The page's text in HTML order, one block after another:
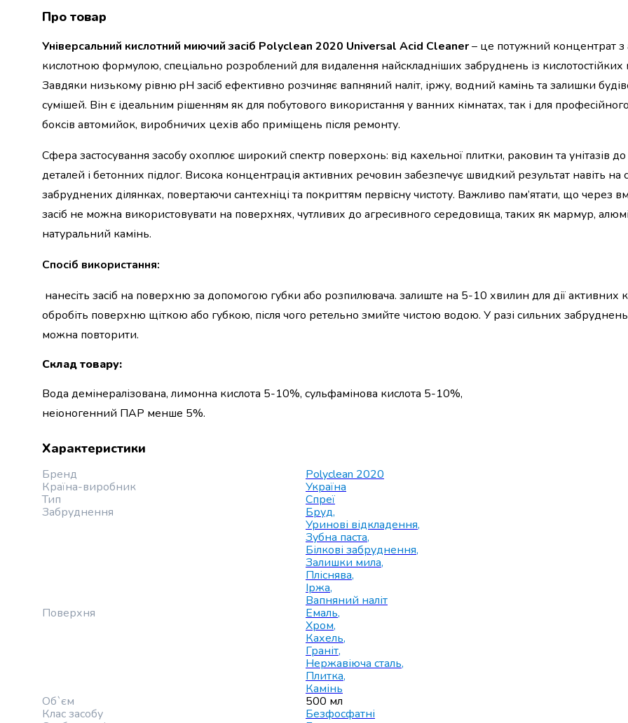
набори
Продукти
Бакалія
Олія
Макаронні
Сухі
сніданки
Їжа
швидкого
приготування
Спеції
приправи
Цукор
Все
випічки
Борошно
перець
сіль
Оцет
для
ролів
Желе
Гречана
Булгур
Про товар
Універсальний кислотний миючий засіб Polyclean 2020 Universal Acid Cleaner– це потужний концентрат
кислотною формулою, спеціально розроблений для видалення найскладніших забруднень із кислотостійких
Завдяки низькому рівню pH засіб ефективно розчиняє вапняний наліт, іржу, водний камінь та залишки
сумішей. Він є ідеальним рішенням як для побутового використання у ванних кімнатах, так і для
боксів автомийок, виробничих цехів або приміщень після ремонту.
Сфера застосування засобу охоплює широкий спектр поверхонь: від кахельної плитки, раковин та унітазів
деталей і бетонних підлог. Висока концентрація активних речовин забезпечує швидкий результат навіть на
забруднених ділянках, повертаючи сантехніці та покриттям первісну чистоту. Важливо пам’ятати, що через
засіб не можна використовувати на поверхнях, чутливих до агресивного середовища, таких як мармур,
натуральний камінь.
Спосіб використання:
нанесіть засіб на поверхню за допомогою губки або розпилювача. залиште на 5-10 хвилин для дії активних
обробіть поверхню щіткою або губкою, після чого ретельно змийте чистою водою. У разі сильних
можна повторити.
Склад товару:
Вода демінералізована, лимонна кислота 5-10%, сульфамінова кислота 5-10%,
неіоногенний ПАР менше 5%.
Характеристики
Бренд
Polyclean 2020
Країна-виробник
Україна
Тип
Спреї
Забруднення
Бруд,
Уринові відкладення,
Зубна паста,
Білкові забруднення,
Залишки мила,
Пліснява,
Іржа,
Вапняний наліт
Поверхня
Емаль,
Хром,
Кахель,
Граніт,
Нержавіюча сталь,
Плитка,
Камінь
Об`єм
500 мл
Клас засобу
Безфосфатні